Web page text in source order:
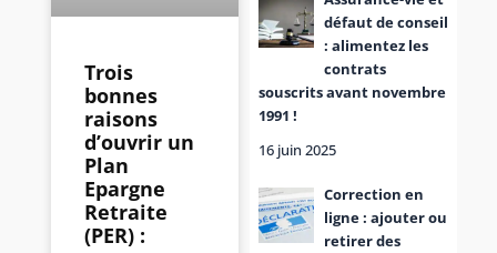
Trois
bonnes
raisons
d’ouvrir un
Plan
Epargne
Retraite
(PER) :
défaut de conseil
: alimentez les
contrats
souscrits avant novembre
1991 !
16 juin 2025
Correction en
ligne : ajouter ou
retirer des